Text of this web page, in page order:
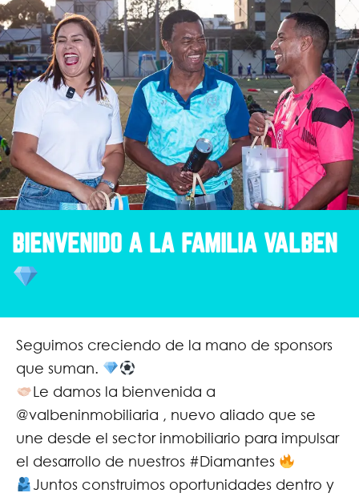
BIENVENIDO A LA FAMILIA VALBEN
Seguimos creciendo de la mano de sponsors
que suman.
Le damos la bienvenida a
@valbeninmobiliaria , nuevo aliado que se
une desde el sector inmobiliario para impulsar
el desarrollo de nuestros #Diamantes
Juntos construimos oportunidades dentro y